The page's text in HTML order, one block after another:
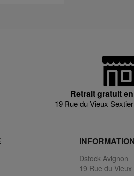
Retrait gratuit
19 Rue du Vieux
Dstock Avignon
19 Rue du Vieux